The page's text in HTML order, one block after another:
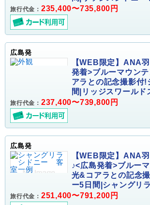
旅行代金： 235,400〜735,800円
広島発
【WEB限定】ANA
発着>ブルーマウン
アラとの記念撮影付!
間|リッジスワールド
旅行代金： 237,400〜739,800円
広島発
【WEB限定】ANA
♪<広島発着>ブルー
光&コアラとの記念
ー5日間|シャングリ
旅行代金： 251,400〜791,200円